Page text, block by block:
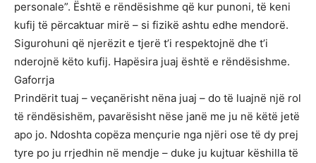
personale”. Është e rëndësishme që kur punoni, të keni
kufij të përcaktuar mirë – si fizikë ashtu edhe mendorë.
Sigurohuni që njerëzit e tjerë t’i respektojnë dhe t’i
nderojnë këto kufij. Hapësira juaj është e rëndësishme.
Gaforrja
Prindërit tuaj – veçanërisht nëna juaj – do të luajnë një rol
të rëndësishëm, pavarësisht nëse janë me ju në këtë jetë
apo jo. Ndoshta copëza mençurie nga njëri ose të dy prej
tyre po ju rrjedhin në mendje – duke ju kujtuar këshilla të